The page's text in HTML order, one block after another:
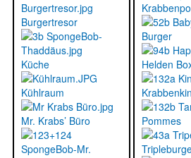
Burgertresor
Küche
Kühlraum
Mr. Krabs’ Büro
Burger
Helden
Pommes